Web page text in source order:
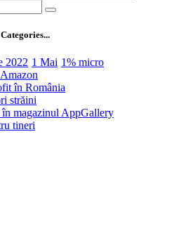
2022 1 Mai 1% micro
în România
străini
magazinul AppGallery
tineri